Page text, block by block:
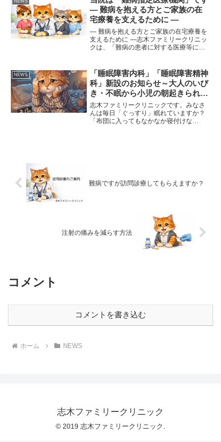
疾病医療費助成制度とは小児...
― 難病を抱える方とご家族の在
宅療養を支えるために ―
― 難病を抱える方とご家族の在宅療養を
支えるために ―志木ファミリークリニッ
クは、「難病の患者に対する医療等に関
の原因が明らかでなく、治療方法が確立
していないなど、長期...
NEWS
「睡眠障害内科」「睡眠障害精神
科」新設のお知らせ～大人のいび
き・不眠から小児の朝起きられな
いお悩みまで総合サポート～
志木ファミリークリニックです。みなさ
んは毎日「ぐっすり」眠れていますか？
「布団に入ってもなかなか寝付けな
難病ですが訪問診療してもらえますか？
注射の痛みを減らす方法
コメント
コメントを書き込む
ホーム NEWS
志木ファミリークリニック
© 2019 志木ファミリークリニック.